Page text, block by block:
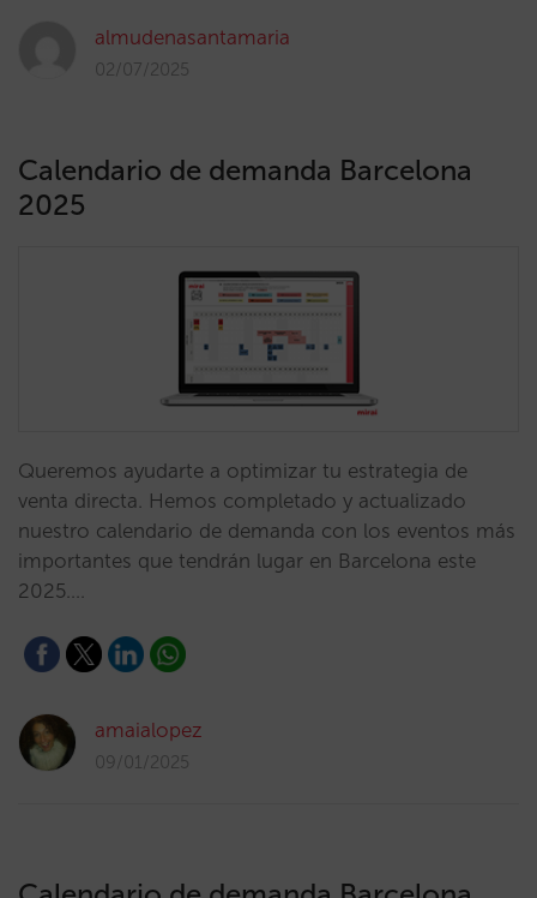
almudenasantamaria
02/07/2025
Calendario de demanda Barcelona
2025
Queremos ayudarte a optimizar tu estrategia de
venta directa. Hemos completado y actualizado
nuestro calendario de demanda con los eventos más
importantes que tendrán lugar en Barcelona este
2025.…
amaialopez
09/01/2025